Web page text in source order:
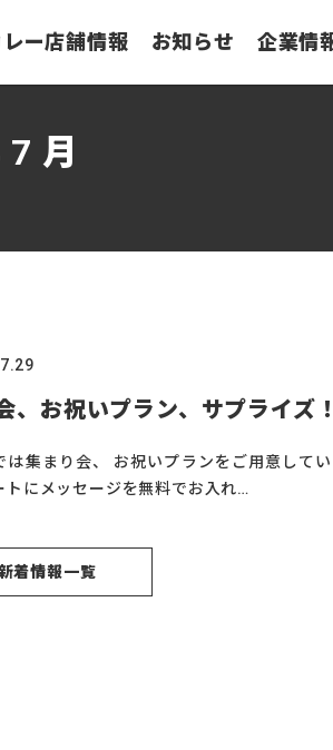
レー店舗情報 お知らせ 企業情
月
、お祝いプラン、サプライズ！
は集まり会、 お祝いプランをご用意して
トにメッセージを無料でお入れ…
着情報一覧